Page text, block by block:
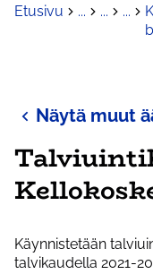
Etusivu ... ... ...
Näytä muut
Käynnistetään
talvikaudella 2021-